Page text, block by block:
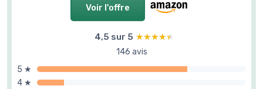
Voir l'offre
4,5 sur 5 ★★★★★
★★★★★
146 avis
5 ★
4 ★